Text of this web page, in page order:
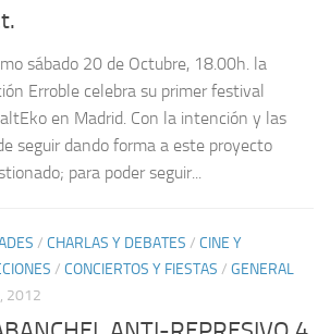
sábado 20 de Octubre, 18.00h. la
Erroble celebra su primer festival
en Madrid. Con la intención y las
seguir dando forma a este proyecto
para poder seguir...
/ CHARLAS Y DEBATES / CINE Y
/ CONCIERTOS Y FIESTAS / GENERAL
2012